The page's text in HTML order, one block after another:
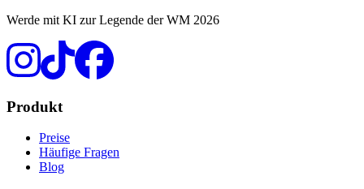
Werde mit KI zur Legende der WM 2026
Produkt
Preise
Häufige Fragen
Blog